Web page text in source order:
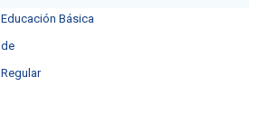
Educación Básica
de
Regular